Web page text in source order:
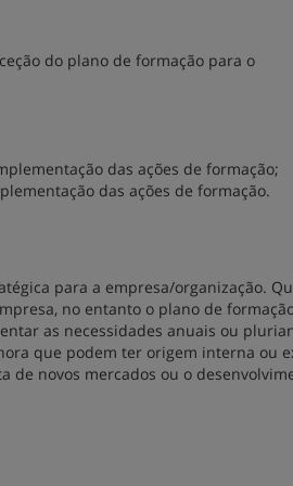
do plano de formação para o
das ações de formação;
das ações de formação.
para a empresa/organização.
no entanto o plano de
as necessidades anuais ou
que podem ter origem interna ou
de novos mercados ou o